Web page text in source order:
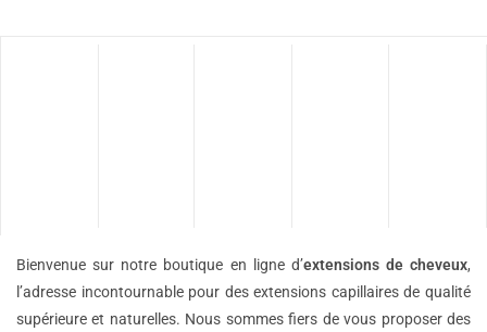
Bienvenue sur notre boutique en ligne d’extensions decheveux,
l’adresse incontournable pour des extensions capillaires de qualité
supérieure et naturelles. Nous sommes fiers de vous proposer des